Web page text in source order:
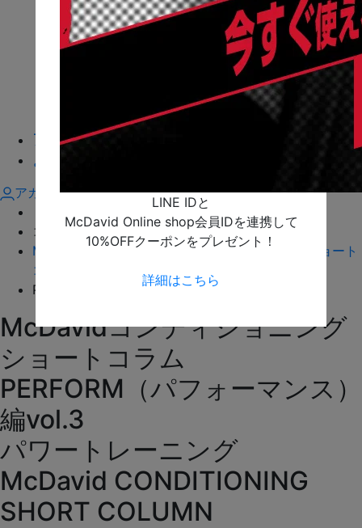
LINE IDと
McDavid Online shop会員IDを連携して
10%OFFクーポンをプレゼント！
詳細はこちら
マクダビッドの歴史
CATALOG
取扱い店舗
アスリート
よくあるご質問
アカウント
コラム >
McDavid（マクダビッド）コンディショニングショート
コラム（全20回）
>
PERFORM（パフォーマンス）編vol.3
McDavidコンディショニング
ショートコラム
PERFORM（パフォーマンス）
編vol.3
パワートレーニング
McDavid CONDITIONING
SHORT COLUMN